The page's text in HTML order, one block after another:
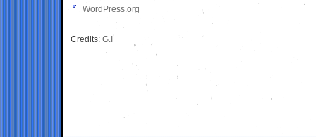
WordPress.org
Credits: G.I